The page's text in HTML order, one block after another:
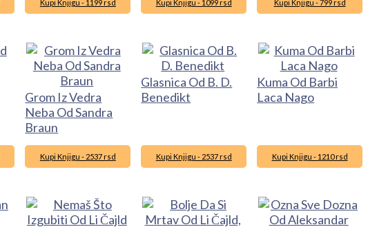
Kupi Knjigu - 1199 rsd
Grom Iz Vedra
Neba Od Sandra
Braun
Kupi Knjigu - 1099 rsd
Glasnica Od B. D.
Benedikt
Kupi Knjigu - 799 rsd
Kuma Od Barbi
Laca Nago
Kupi Knjigu - 2537 rsd Kupi Knjigu - 2537 rsd Kupi Knjigu - 1210 rsd